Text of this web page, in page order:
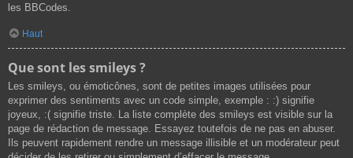
les BBCodes.
Haut
Que sont les smileys ?
Les smileys, ou émoticônes, sont de petites images utilisées pour
exprimer des sentiments avec un code simple, exemple : :) signifie
joyeux, :( signifie triste. La liste complète des smileys est visible sur la
page de rédaction de message. Essayez toutefois de ne pas en abuser.
Ils peuvent rapidement rendre un message illisible et un modérateur peut